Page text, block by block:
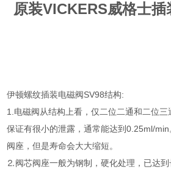
原装VICKERS威格士
伊顿螺纹插装电磁阀SV98结构:
1.电磁阀从结构上看，仅二位二通和二位
保证有很小的泄露，通常能达到0.25ml/
阀座，但是寿命会大大缩短。
⒉阀芯阀座一般为钢制，硬化处理，已达